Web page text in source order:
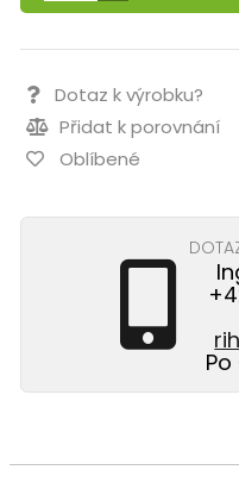
Dotaz k výrobku?
Přidat k porovnání
Oblíbené